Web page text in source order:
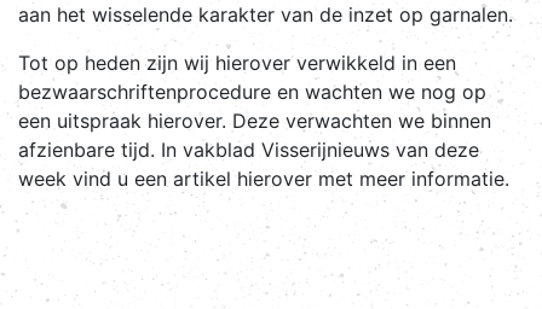
aan het wisselende karakter van de inzet op garnalen.
Tot op heden zijn wij hierover verwikkeld in een
bezwaarschriftenprocedure en wachten we nog op
een uitspraak hierover. Deze verwachten we binnen
afzienbare tijd. In vakblad Visserijnieuws van deze
week vind u een artikel hierover met meer informatie.